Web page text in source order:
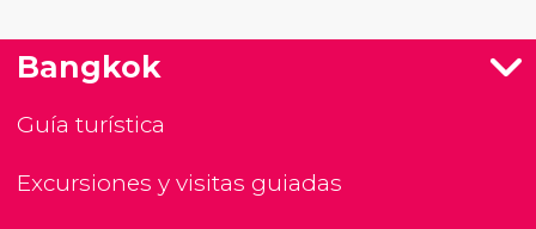
Bangkok
Guía turística
Excursiones y visitas guiadas